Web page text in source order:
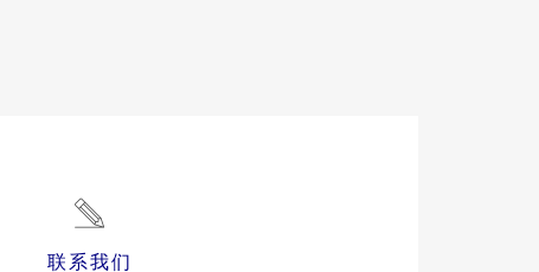
联系我们